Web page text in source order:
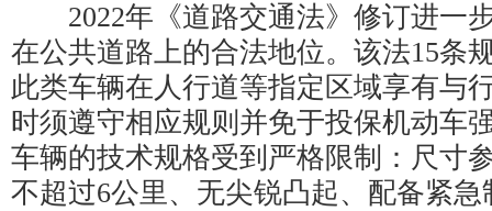
2022年《道路交通法》修订进一
在公共道路上的合法地位。该法15条
此类车辆在人行道等指定区域享有与
时须遵守相应规则并免于投保机动车
车辆的技术规格受到严格限制：尺寸
不超过6公里、无尖锐凸起、配备紧